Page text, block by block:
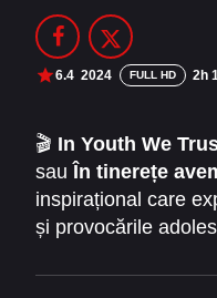
Filme Online 2014
Filme Online 2012
DMCA
SERIALE ONLINE
6.4 2024 FULL HD 2h
🎬 In Youth We
sau În tinerețe
inspirațional care
și provocările
pasiunile și să